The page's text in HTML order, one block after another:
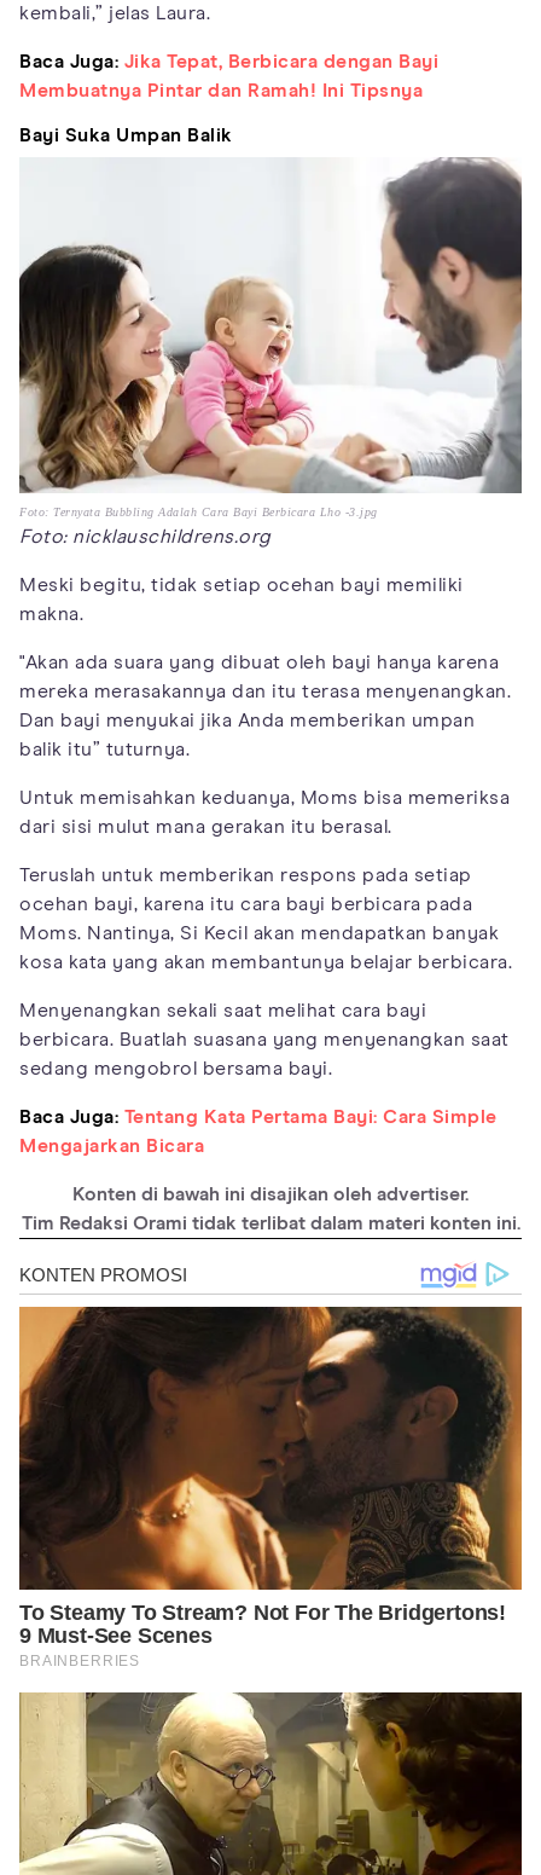
kembali,” jelas Laura.
Baca Juga: Jika Tepat, Berbicara dengan Bayi
Membuatnya Pintar dan Ramah! Ini Tipsnya
Bayi Suka Umpan Balik
Foto: Ternyata Bubbling Adalah Cara Bayi Berbicara Lho -3.jpg
Foto: nicklauschildrens.org
Meski begitu, tidak setiap ocehan bayi memiliki
makna.
"Akan ada suara yang dibuat oleh bayi hanya karena
mereka merasakannya dan itu terasa menyenangkan.
Dan bayi menyukai jika Anda memberikan umpan
balik itu” tuturnya.
Untuk memisahkan keduanya, Moms bisa memeriksa
dari sisi mulut mana gerakan itu berasal.
Teruslah untuk memberikan respons pada setiap
ocehan bayi, karena itu cara bayi berbicara pada
Moms. Nantinya, Si Kecil akan mendapatkan banyak
kosa kata yang akan membantunya belajar berbicara.
Menyenangkan sekali saat melihat cara bayi
berbicara. Buatlah suasana yang menyenangkan saat
sedang mengobrol bersama bayi.
Baca Juga: Tentang Kata Pertama Bayi: Cara Simple
Mengajarkan Bicara
Konten di bawah ini disajikan oleh advertiser.
Tim Redaksi Orami tidak terlibat dalam materi konten ini.